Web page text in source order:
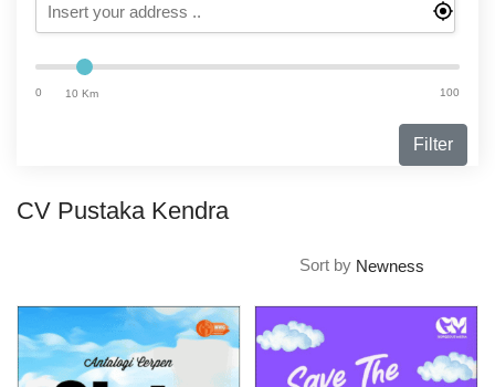
0 10 Km 100
Filter
CV Pustaka Kendra
Sort by